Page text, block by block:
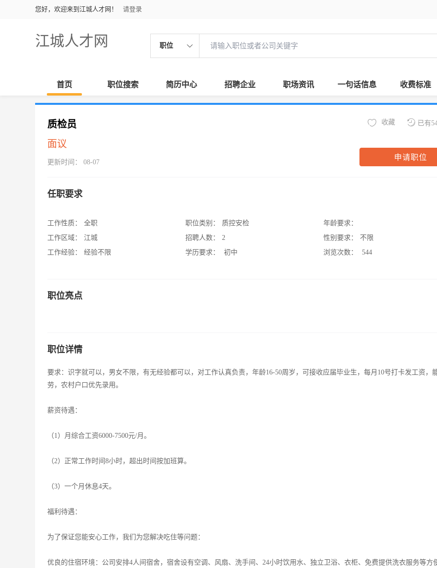
您好，欢迎来到江城人才网！ 请登录
江城人才网 职位
首页 职位搜索 简历中心 招聘企业 职场资讯 一句话信息 收费标准
质检员
面议
更新时间： 08-07
已有
收藏
申请职位
任职要求
工作性质：
全职
工作区域：
江城
工作经验：
经验不限
职位类别：
质控安检
招聘人数：
2
学历要求：
初中
年龄要求：
性别要求：
不限
浏览次数：
544
职位亮点
职位详情
要求：识字就可以，男女不限，有无经验都可以，对工作认真负责，年龄16-50周岁，可接收应届毕业生，每月10号打卡发工资，
劳，农村户口优先录用。
薪资待遇：
（1）月综合工资6000-7500元/月。
（2）正常工作时间8小时，超出时间按加班算。
（3）一个月休息4天。
福利待遇：
为了保证您能安心工作，我们为您解决吃住等问题：
优良的住宿环境：公司安排4人间宿舍，宿舍设有空调、风扇、洗手间、24小时饮用水、独立卫浴、衣柜、免费提供洗衣服务等方